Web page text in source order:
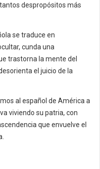
despropósitos más
se traduce en
cunda una
trastorna la mente del
el juicio de la
al español de América a
viviendo su patria, con
que envuelve el